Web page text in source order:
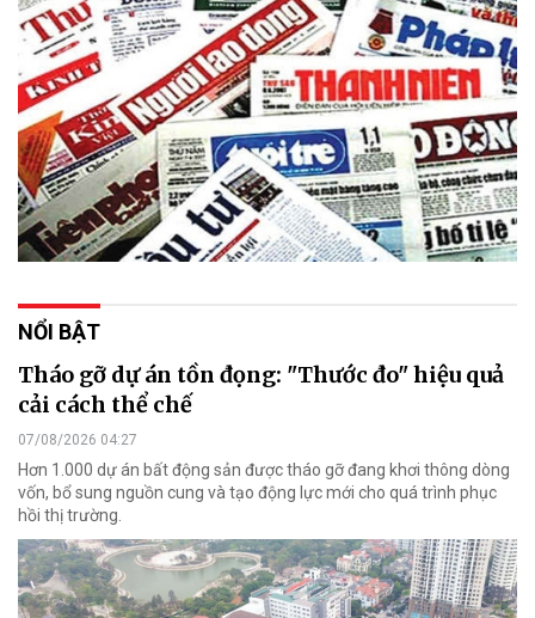
NỔI BẬT
Tháo gỡ dự án tồn đọng: "Thước đo" hiệu quả
cải cách thể chế
07/08/2026 04:27
Hơn 1.000 dự án bất động sản được tháo gỡ đang khơi thông dòng
vốn, bổ sung nguồn cung và tạo động lực mới cho quá trình phục
hồi thị trường.